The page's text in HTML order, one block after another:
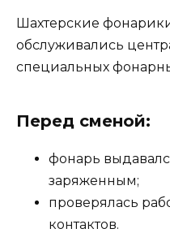
Шахтерские
обслуживались
специальных
Перед сменой:
фонарь
заряженным;
проверялась
контактов.